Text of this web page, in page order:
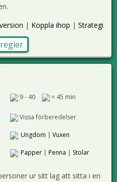
| Koppla ihop | Strategi
9 - 40 ≈ 45 min
Vissa förberedelser
Ungdom | Vuxen
Papper| Penna | Stolar
ur sitt lag att sitta i en